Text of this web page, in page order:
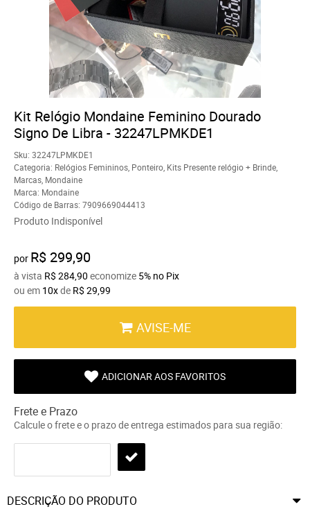
Kit Relógio Mondaine Feminino Dourado
Signo De Libra - 32247LPMKDE1
Sku: 32247LPMKDE1
Categoria: Relógios Femininos Ponteiro Kits Presente relógio + Brinde
Marcas Mondaine
Marca: Mondaine
Código de Barras: 7909669044413
Produto Indisponível
por R$ 299,90
à vista R$ 284,90 economize 5% no Pix
ou em 10xde R$ 29,99
AVISE-ME
ADICIONAR AOS FAVORITOS
Frete e Prazo
Calcule o frete e o prazo de entrega estimados para sua região:
DESCRIÇÃO DO PRODUTO